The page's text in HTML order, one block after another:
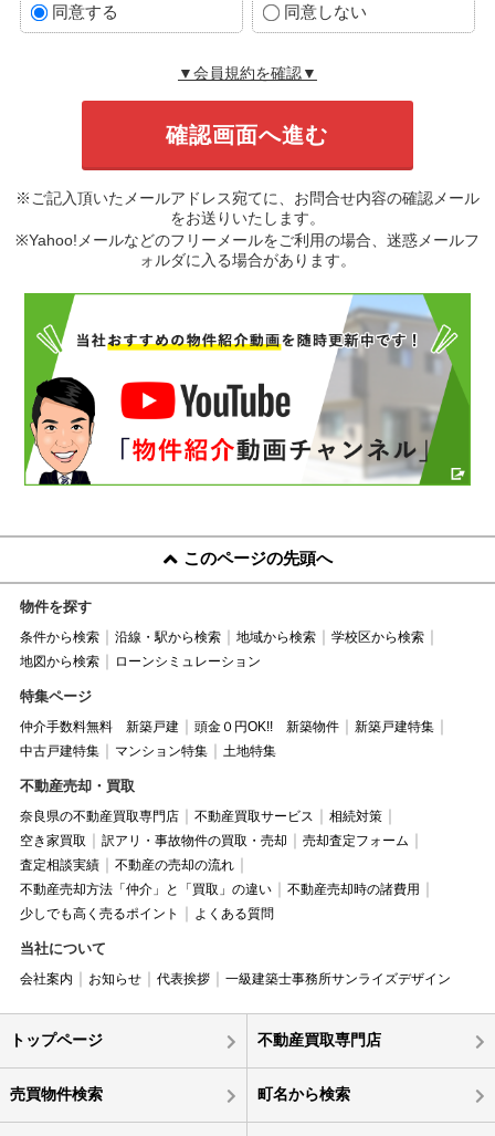
同意する 同意しない
▼会員規約を確認▼
※ご記入頂いたメールアドレス宛てに、お問合せ内容の確認メール
をお送りいたします。
※Yahoo!メールなどのフリーメールをご利用の場合、迷惑メールフ
ォルダに入る場合があります。
このページの先頭へ
物件を探す
条件から検索 沿線・駅から検索 地域から検索
学校区から検索
地図から検索
ローンシミュレーション
特集ページ
仲介手数料無料 新築戸建 頭金０円OK!! 新築物件
新築戸建特集
中古戸建特集
マンション特集 土地特集
不動産売却・買取
奈良県の不動産買取専門店 不動産買取サービス
相続対策
空き家買取
訳アリ・事故物件の買取・売却
売却査定フォーム
査定相談実績
不動産の売却の流れ
不動産売却方法「仲介」と「買取」の違い
不動産売却時の諸費用
少しでも高く売るポイント
よくある質問
当社について
会社案内 お知らせ 代表挨拶 一級建築士事務所サンライズデザイン
トップページ 不動産買取専門店
売買物件検索 町名から検索